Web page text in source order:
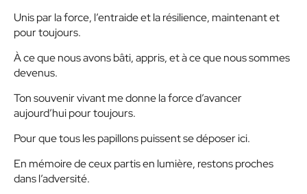
Unis par la force, l’entraide et la résilience, maintenant et
pour toujours.
À ce que nous avons bâti, appris, et à ce que nous sommes
devenus.
Ton souvenir vivant me donne la force d’avancer
aujourd’hui pour toujours.
Pour que tous les papillons puissent se déposer ici.
En mémoire de ceux partis en lumière, restons proches
dans l’adversité.